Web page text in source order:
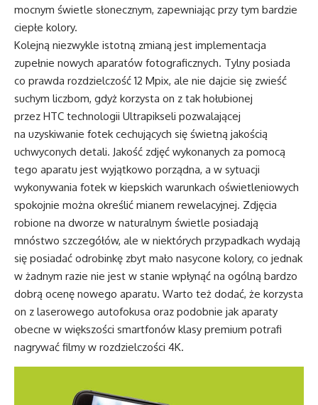
mocnym świetle słonecznym, zapewniając przy tym bardzie
ciepłe kolory.
Kolejną niezwykle istotną zmianą jest implementacja
zupełnie nowych aparatów fotograficznych. Tylny posiada
co prawda rozdzielczość 12 Mpix, ale nie dajcie się zwieść
suchym liczbom, gdyż korzysta on z tak hołubionej
przez HTC technologii Ultrapikseli pozwalającej
na uzyskiwanie fotek cechujących się świetną jakością
uchwyconych detali. Jakość zdjęć wykonanych za pomocą
tego aparatu jest wyjątkowo porządna, a w sytuacji
wykonywania fotek w kiepskich warunkach oświetleniowych
spokojnie można określić mianem rewelacyjnej. Zdjęcia
robione na dworze w naturalnym świetle posiadają
mnóstwo szczegółów, ale w niektórych przypadkach wydają
się posiadać odrobinkę zbyt mało nasycone kolory, co jednak
w żadnym razie nie jest w stanie wpłynąć na ogólną bardzo
dobrą ocenę nowego aparatu. Warto też dodać, że korzysta
on z laserowego autofokusa oraz podobnie jak aparaty
obecne w większości smartfonów klasy premium potrafi
nagrywać filmy w rozdzielczości 4K.